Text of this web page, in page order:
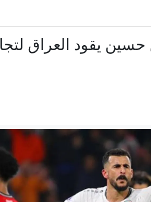
بين ملاذ الأنديز وتأشيرة نيوزيلندا.. كيف
النصف في بلا قيود: إيران عدونا
لدى برلين: السياسيون المحرضون على
لماذا اختارت ميليشيا الحوثي